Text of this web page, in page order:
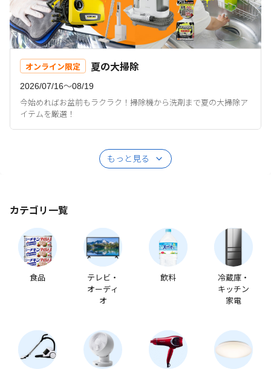
オンライン限定 夏の大掃除
2026/07/16〜08/19
今始めればお盆前もラクラク！掃除機から洗剤まで夏の大掃除ア
イテムを厳選！
もっと見る
カテゴリ一覧
食品
テレビ・
オーディ
オ
飲料
冷蔵庫・
キッチン
家電